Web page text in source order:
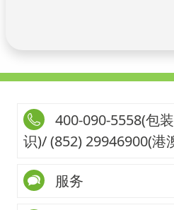
400-090-5558(包
识)/ (852) 29946900(港
服务